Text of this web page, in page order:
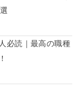
必読｜最高の職種